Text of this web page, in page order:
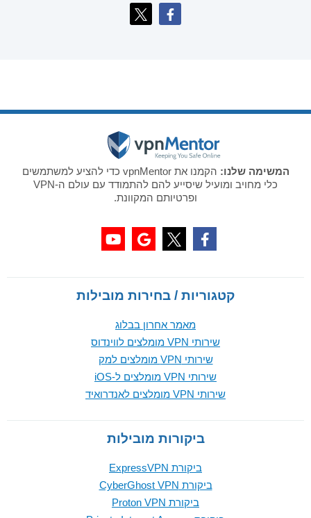
המשימה שלנו:
הקמנו את vpnMentor כדי להציע למשתמשים
כלי מחויב ומועיל שיסייע להם להתמודד עם עולם ה-VPN
ופרטיותם המקוונת.
קטגוריות / בחירות מובילות
מאמר אחרון בבלוג
שירותי VPN מומלצים לווינדוס
שירותי VPN מומלצים למק
שירותי VPN מומלצים ל-iOS
שירותי VPN מומלצים לאנדרואיד
ביקורות מובילות
ביקורת ExpressVPN
ביקורת CyberGhost VPN
ביקורת Proton VPN